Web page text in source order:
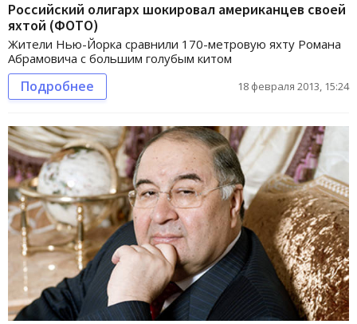
Российский олигарх шокировал американцев своей
яхтой (ФОТО)
Жители Нью-Йорка сравнили 170-метровую яхту Романа
Абрамовича с большим голубым китом
Подробнее 18 февраля 2013, 15:24